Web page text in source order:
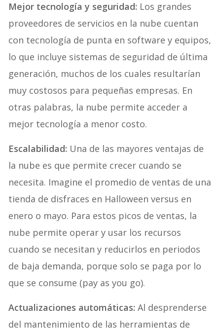
Mejor tecnología y seguridad: Los grandes
proveedores de servicios en la nube cuentan
con tecnología de punta en software y equipos,
lo que incluye sistemas de seguridad de última
generación, muchos de los cuales resultarían
muy costosos para pequeñas empresas. En
otras palabras, la nube permite acceder a
mejor tecnología a menor costo.
Escalabilidad: Una de las mayores ventajas de
la nube es que permite crecer cuando se
necesita. Imagine el promedio de ventas de una
tienda de disfraces en Halloween versus en
enero o mayo. Para estos picos de ventas, la
nube permite operar y usar los recursos
cuando se necesitan y reducirlos en periodos
de baja demanda, porque solo se paga por lo
que se consume (pay as you go).
Actualizaciones automáticas: Al desprenderse
del mantenimiento de las herramientas de